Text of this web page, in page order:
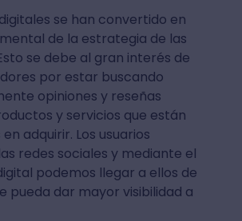
se han convertido en
de la estrategia de las
se debe al gran interés de
por estar buscando
opiniones y reseñas
y servicios que están
adquirir. Los usuarios
redes sociales y mediante el
podemos llegar a ellos de
pueda dar mayor visibilidad a